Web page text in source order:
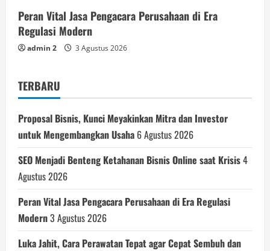
Peran Vital Jasa Pengacara Perusahaan di Era
Regulasi Modern
admin 2 3 Agustus 2026
TERBARU
Proposal Bisnis, Kunci Meyakinkan Mitra dan Investor
untuk Mengembangkan Usaha 6 Agustus 2026
SEO Menjadi Benteng Ketahanan Bisnis Online saat Krisis4
Agustus 2026
Peran Vital Jasa Pengacara Perusahaan di Era Regulasi
Modern3 Agustus 2026
Luka Jahit, Cara Perawatan Tepat agar Cepat Sembuh dan